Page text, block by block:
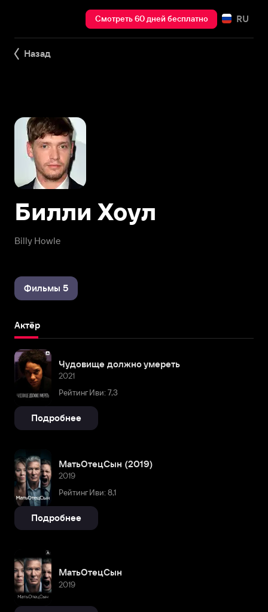
Смотреть 60 дней бесплатно RU
Назад
Billy Howle
Билли Хоул
Фильмы 5
Актёр
Чудовище должно умереть
2021
Рейтинг Иви: 7,3
Подробнее
МатьОтецСын (2019)
2019
Рейтинг Иви: 8,1
Подробнее
МатьОтецСын
2019